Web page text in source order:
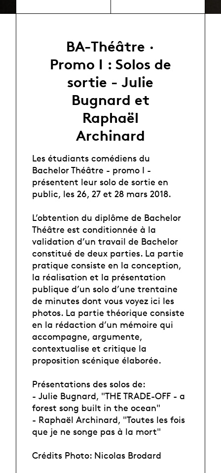
BA-Théâtre ·
Promo I : Solos de
sortie - Julie
Bugnard et
Raphaël
Archinard
Les étudiants comédiens du
Bachelor Théâtre - promo I -
présentent leur solo de sortie en
public, les 26, 27 et 28 mars 2018.
L’obtention du diplôme de Bachelor
Théâtre est conditionnée à la
validation d’un travail de Bachelor
constitué de deux parties. La partie
pratique consiste en la conception,
la réalisation et la présentation
publique d’un solo d’une trentaine
de minutes dont vous voyez ici les
photos. La partie théorique consiste
en la rédaction d’un mémoire qui
accompagne, argumente,
contextualise et critique la
proposition scénique élaborée.
Présentations des solos de:
- Julie Bugnard, "THE TRADE-OFF - a
forest song built in the ocean"
- Raphaël Archinard, "Toutes les fois
que je ne songe pas à la mort"
Crédits Photo: Nicolas Brodard